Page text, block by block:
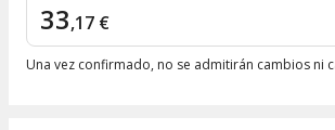
33,17 €
Una vez confirmado, no se admitirán cambios ni